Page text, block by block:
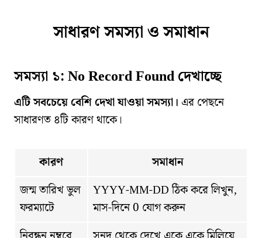
সাধারণ সমস্যা ও সমাধান
সমস্যা ১: No Record Found দেখাচ্ছে
এটি সবচেয়ে বেশি দেখা যাওয়া সমস্যা। এর পেছনে
সাধারণত ৪টি কারণ থাকে।
কারণ
সমাধান
জন্ম তারিখ ভুল
ফরম্যাটে
YYYY-MM-DD ঠিক করে লিখুন,
মাস-দিনে 0 যোগ করুন